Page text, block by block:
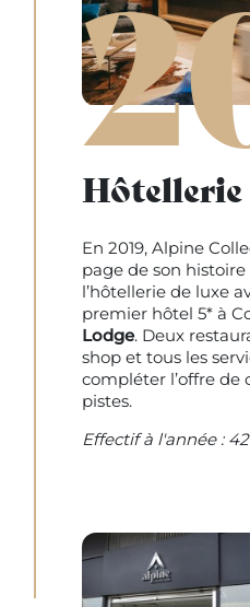
Hôtellerie
En 2019, Alpine
page de son
l’hôtellerie de luxe
premier hôtel 5* à
Lodge. Deux
shop et tous les
compléter l’offre de
pistes.
Effectif à l'année :